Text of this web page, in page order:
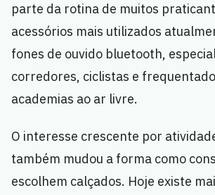
parte da rotina de muitos
acessórios mais utilizados
fones de ouvido bluetooth,
corredores, ciclistas e
academias ao ar livre.
O interesse crescente por
também mudou a forma como
escolhem calçados. Hoje existe